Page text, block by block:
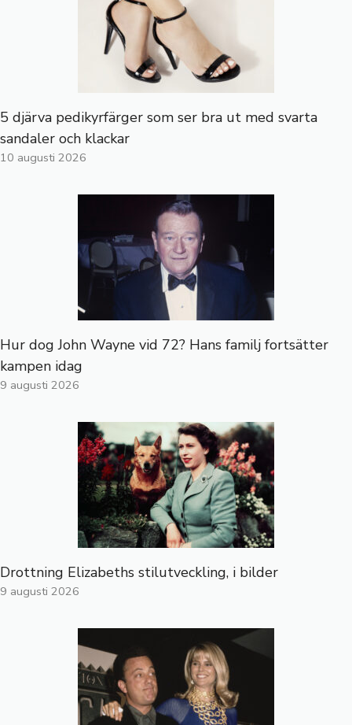
5 djärva pedikyrfärger som ser bra ut med svarta
sandaler och klackar
10 augusti 2026
Hur dog John Wayne vid 72? Hans familj fortsätter
kampen idag
9 augusti 2026
Drottning Elizabeths stilutveckling, i bilder
9 augusti 2026